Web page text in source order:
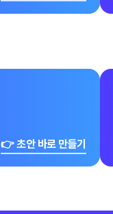
👉 초안 바로 만들기